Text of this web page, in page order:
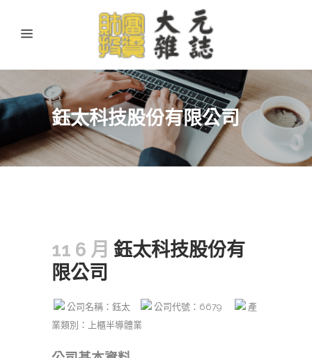
鈺太科技股份有限公司
11 6 月 鈺太科技股份有
限公司
公司名稱：鈺太 公司代號：6679
產
業類別：上櫃半導體業